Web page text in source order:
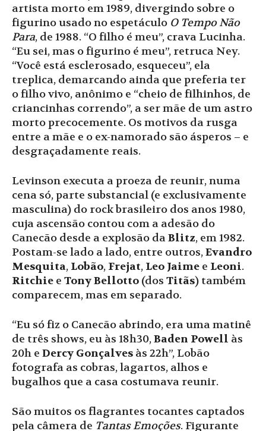
artista morto em 1989, divergindo sobre o
figurino usado no espetáculo O Tempo Não
Para, de 1988. “O filho é meu”, crava Lucinha.
“Eu sei, mas o figurino é meu”, retruca Ney.
“Você está esclerosado, esqueceu”, ela
treplica, demarcando ainda que preferia ter
o filho vivo, anônimo e “cheio de filhinhos, de
criancinhas correndo”, a ser mãe de um astro
morto precocemente. Os motivos da rusga
entre a mãe e o ex-namorado são ásperos – e
desgraçadamente reais.
Levinson executa a proeza de reunir, numa
cena só, parte substancial (e exclusivamente
masculina) do rock brasileiro dos anos 1980,
cuja ascensão contou com a adesão do
Canecão desde a explosão daBlitz, em 1982.
Postam-se lado a lado, entre outros,Evandro
Mesquita, Lobão, Frejat, Leo Jaime e Leoni.
Ritchie e Tony Bellotto (dos Titãs) também
comparecem, mas em separado.
“Eu só fiz o Canecão abrindo, era uma matinê
de três shows, eu às 18h30,Baden Powell às
20h e Dercy Gonçalves às 22h”, Lobão
fotografa as cobras, lagartos, alhos e
bugalhos que a casa costumava reunir.
São muitos os flagrantes tocantes captados
pela câmera de Tantas Emoções. Figurante